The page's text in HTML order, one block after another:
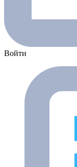
Войти